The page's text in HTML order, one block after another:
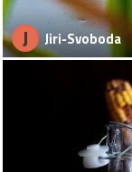
J Jiri-Svoboda